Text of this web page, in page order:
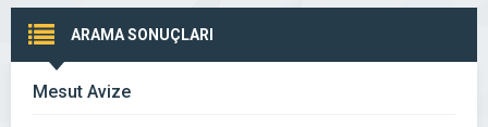
ARAMA SONUÇLARI
Mesut Avize